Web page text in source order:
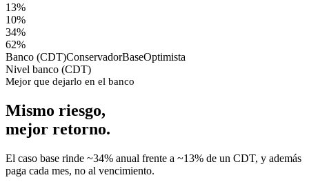
13%
10%
34%
62%
Banco (CDT)ConservadorBaseOptimista
Nivel banco (CDT)
Mejor que dejarlo en el banco
Mismo riesgo,
mejor retorno.
El caso base rinde ~34% anual frente a ~13% de un CDT, y además
paga cada mes, no al vencimiento.